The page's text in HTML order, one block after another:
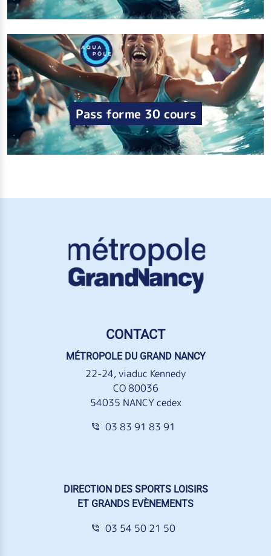
Pass forme 30 cours
CONTACT
MÉTROPOLE DU GRAND NANCY
22-24, viaduc Kennedy
CO 80036
54035 NANCY cedex
03 83 91 83 91
DIRECTION DES SPORTS LOISIRS
ET GRANDS EVÈNEMENTS
03 54 50 21 50